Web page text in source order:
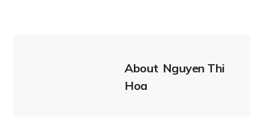
About Nguyen Thi
Hoa